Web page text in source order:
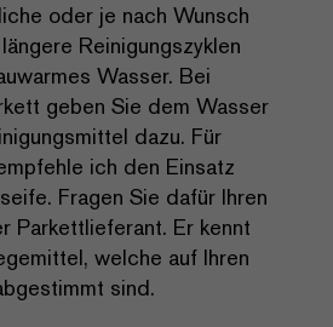
oder je nach Wunsch
Reinigungszyklen
Wasser. Bei
geben Sie dem Wasser
dazu. Für
ich den Einsatz
Fragen Sie dafür Ihren
Parkettlieferant. Er kennt
welche auf Ihren
sind.